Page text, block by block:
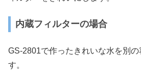
内蔵フィルターの場合
GS-2801で作ったきれいな水を別の
す。